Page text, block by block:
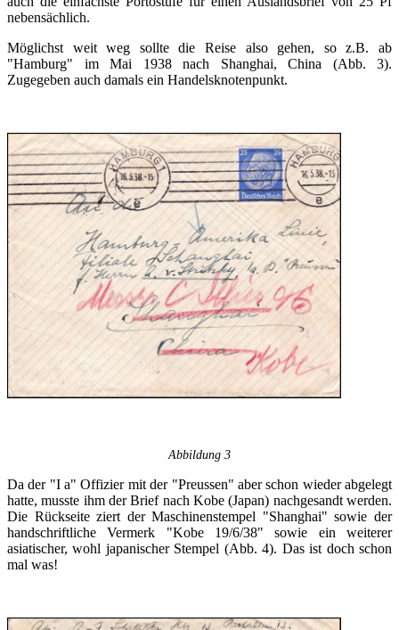
nebensächlich.
Möglichst weit weg sollte die Reise also gehen, so z.B. ab
"Hamburg" im Mai 1938 nach Shanghai, China (Abb. 3).
Zugegeben auch damals ein Handelsknotenpunkt.
Abbildung 3
Da der "I a" Offizier mit der "Preussen" aber schon wieder abgelegt
hatte, musste ihm der Brief nach Kobe (Japan) nachgesandt werden.
Die Rückseite ziert der Maschinenstempel "Shanghai" sowie der
handschriftliche Vermerk "Kobe 19/6/38" sowie ein weiterer
asiatischer, wohl japanischer Stempel (Abb. 4). Das ist doch schon
mal was!